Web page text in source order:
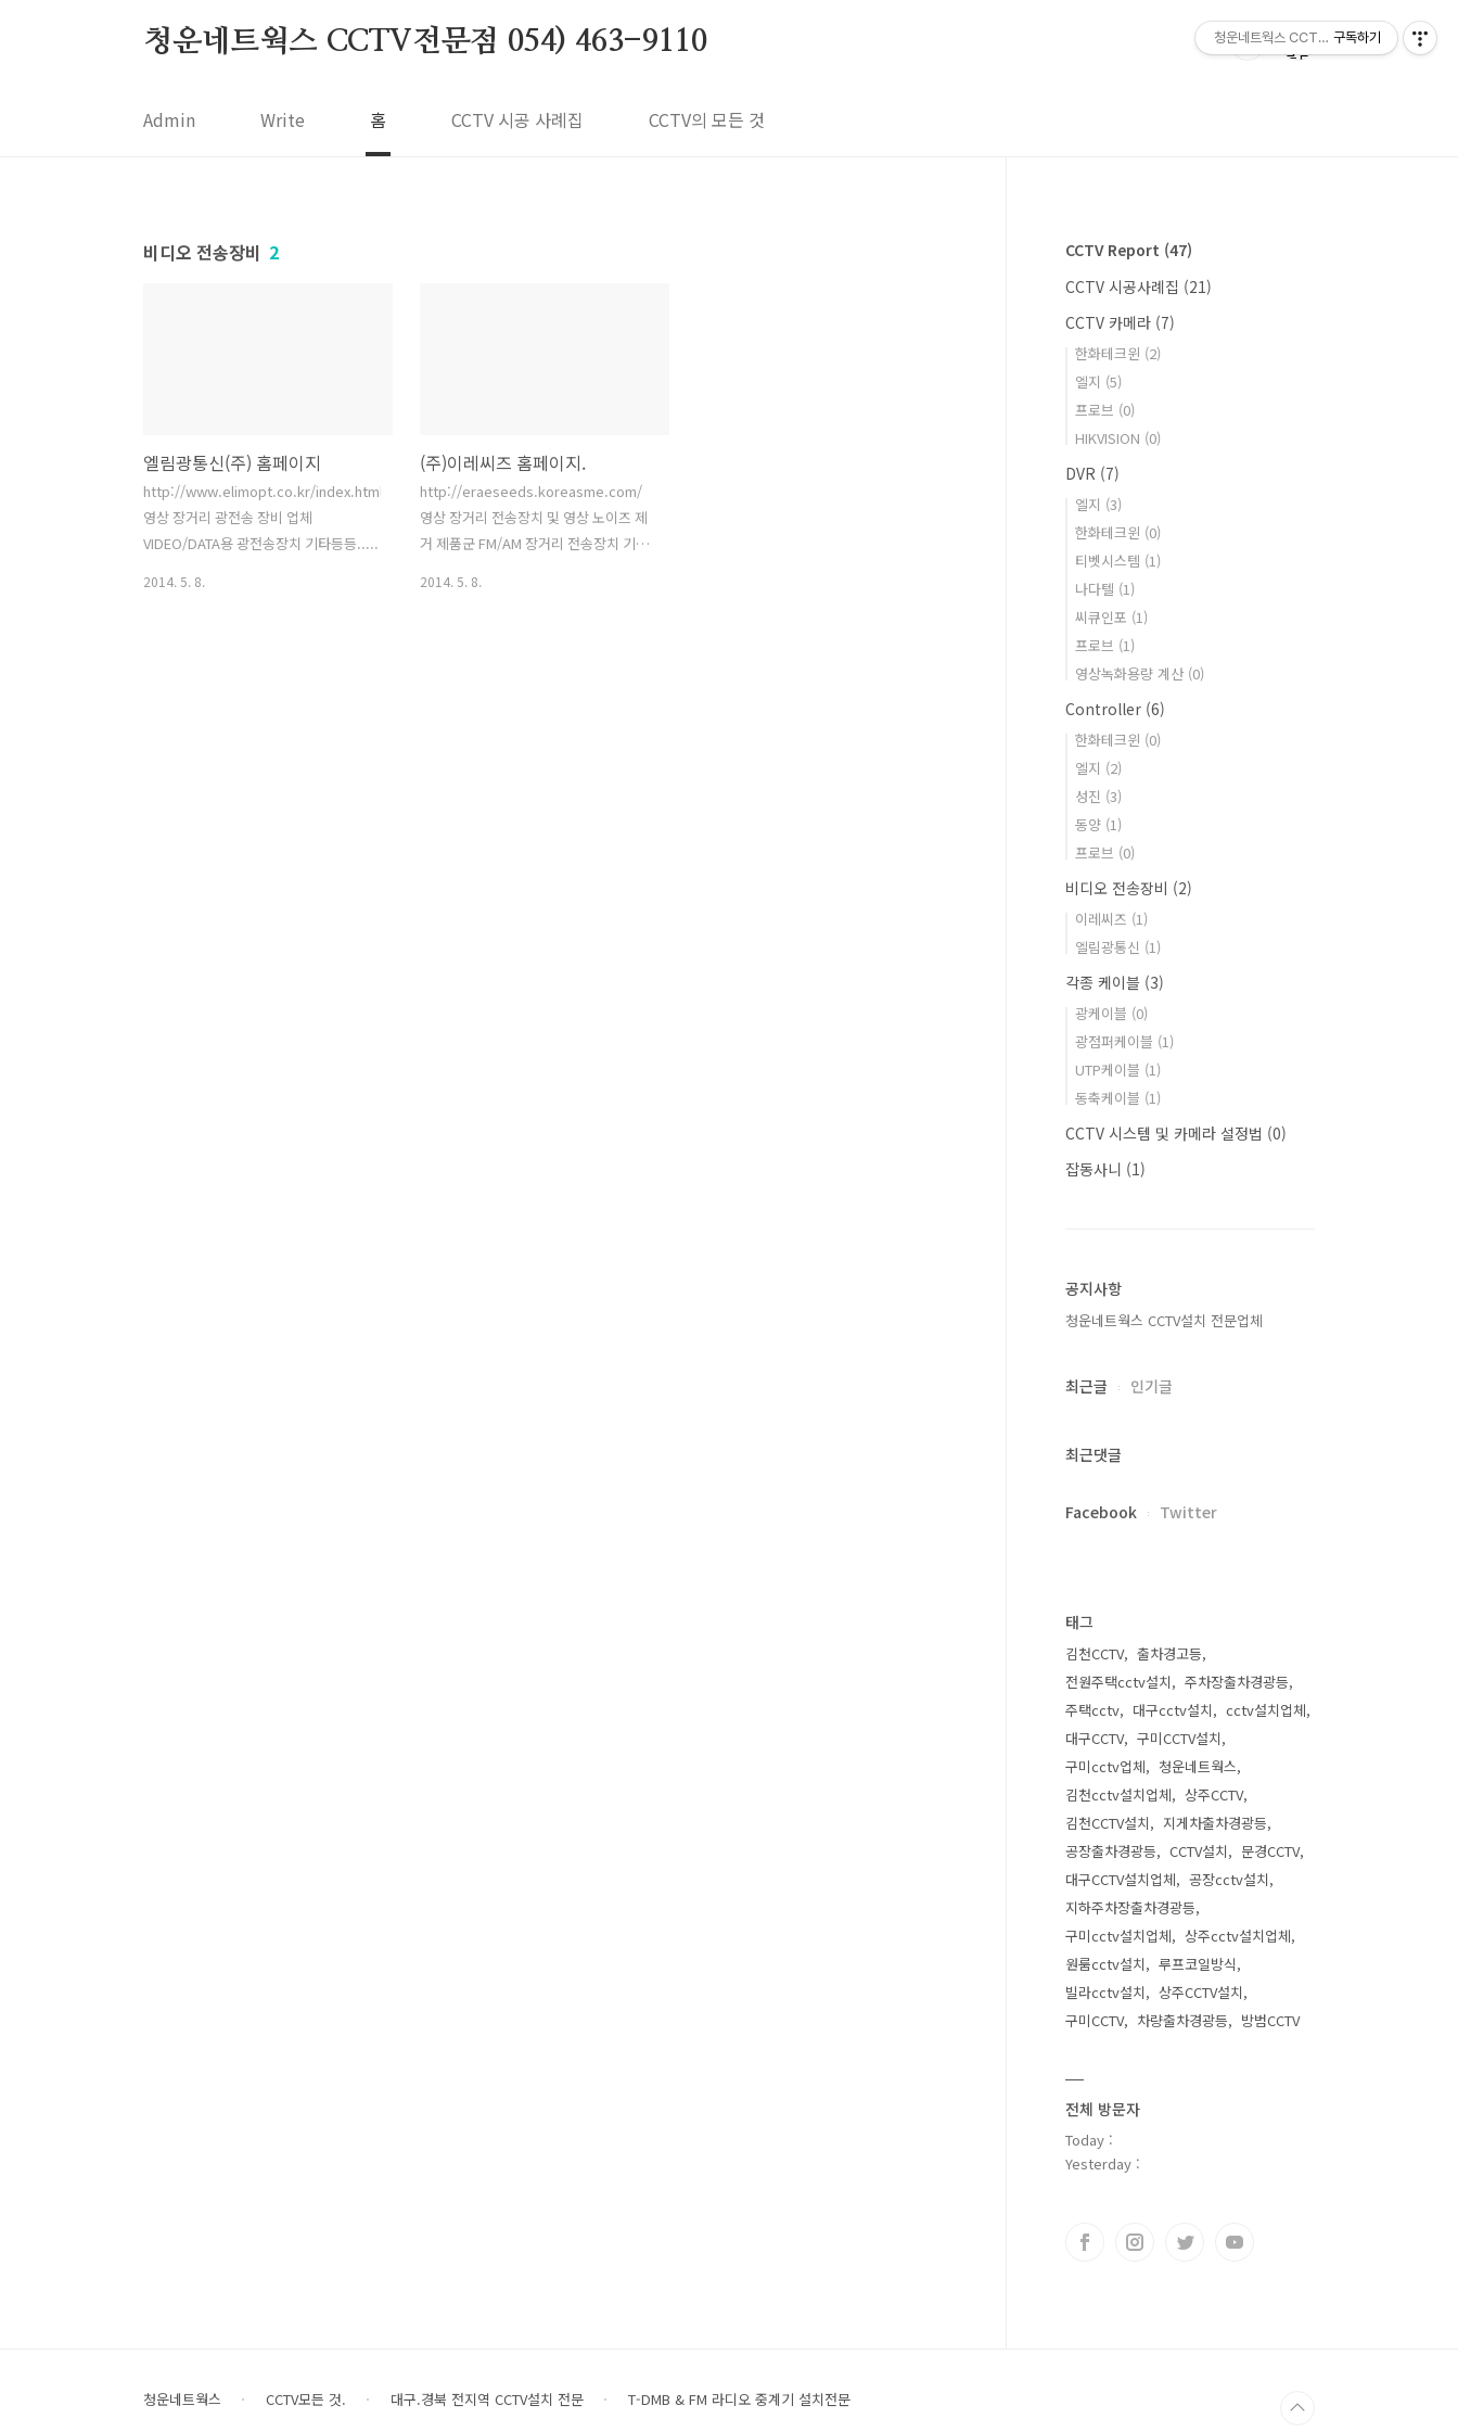
청운네트웍스 CCTV전문점 054) 463-9110
Admin Write 홈 CCTV 시공 사례집 CCTV의 모든 것
비디오 전송장비 2
엘림광통신(주) 홈페이지
http://www.elimopt.co.kr/index.html
영상 장거리 광전송 장비 업체
VIDEO/DATA용 광전송장치 기타등등.....
2014. 5. 8.
(주)이레씨즈 홈페이지.
http://eraeseeds.koreasme.com/
영상 장거리 전송장치 및 영상 노이즈 제
거 제품군 FM/AM 장거리 전송장치 기타
2014. 5. 8.
CCTV Report (47)
CCTV 시공사례집 (21)
CCTV 카메라 (7)
한화테크윈 (2)
엘지 (5)
프로브 (0)
HIKVISION (0)
DVR (7)
엘지 (3)
한화테크윈 (0)
티벳시스템 (1)
나다텔 (1)
씨큐인포 (1)
프로브 (1)
영상녹화용량 계산 (0)
Controller (6)
한화테크윈 (0)
엘지 (2)
성진 (3)
동양 (1)
프로브 (0)
비디오 전송장비 (2)
이레씨즈 (1)
엘림광통신 (1)
각종 케이블 (3)
광케이블 (0)
광점퍼케이블 (1)
UTP케이블 (1)
동축케이블 (1)
CCTV 시스템 및 카메라 설정법 (0)
잡동사니 (1)
공지사항
청운네트웍스 CCTV설치 전문업체
최근글 인기글
최근댓글
Facebook Twitter
태그
김천CCTV
출차경고등
전원주택cctv설치
주차장출차경광등
주택cctv
대구cctv설치
cctv설치업체
대구CCTV
구미CCTV설치
구미cctv업체
청운네트웍스
김천cctv설치업체
상주CCTV
김천CCTV설치
지게차출차경광등
공장출차경광등
CCTV설치
문경CCTV
대구CCTV설치업체
공장cctv설치
지하주차장출차경광등
구미cctv설치업체
상주cctv설치업체
원룸cctv설치
루프코일방식
빌라cctv설치
상주CCTV설치
구미CCTV
차량출차경광등 방범CCTV
전체 방문자
Today :
Yesterday :
청운네트웍스 CCTV모든 것. 대구.경북 전지역 CCTV설치 전문 T-DMB & FM 라디오 중계기 설치전문
청운네트웍스 CCTV전문점 054) 463-
구독하기